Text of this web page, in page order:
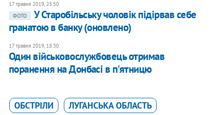
17 травня 2019, 23:50
ФОТО
У Старобільську чоловік підірвав себе
гранатою в банку (оновлено)
17 травня 2019, 18:30
Один військовослужбовець отримав
поранення на Донбасі в п'ятницю
ОБСТРІЛИ ЛУГАНСЬКА ОБЛАСТЬ